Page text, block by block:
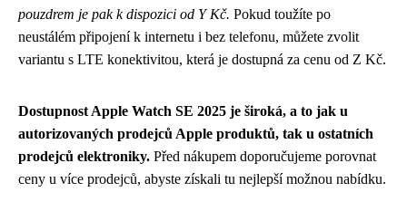
pouzdrem je pak k dispozici od Y Kč. Pokud toužíte po
neustálém připojení k internetu i bez telefonu, můžete zvolit
variantu s LTE konektivitou, která je dostupná za cenu od Z Kč.
Dostupnost Apple Watch SE 2025 je široká, a to jak u
autorizovaných prodejců Apple produktů, tak u ostatních
prodejců elektroniky. Před nákupem doporučujeme porovnat
ceny u více prodejců, abyste získali tu nejlepší možnou nabídku.